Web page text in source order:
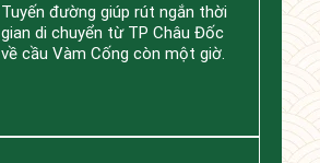
Tuyến đường giúp rút ngắn thời
gian di chuyển từ TP Châu Đốc
về cầu Vàm Cống còn một giờ.